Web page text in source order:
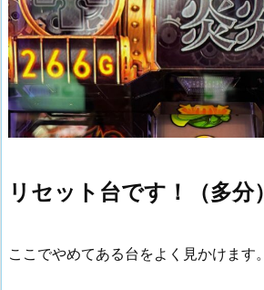
リセット台です！（多分）
ここでやめてある台をよく見かけます。